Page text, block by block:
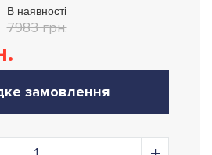
В наявності
7983 грн.
замовлення